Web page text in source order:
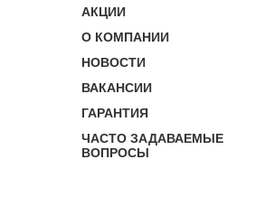
АКЦИИ
О КОМПАНИИ
НОВОСТИ
ВАКАНСИИ
ГАРАНТИЯ
ЧАСТО ЗАДАВАЕМЫЕ
ВОПРОСЫ